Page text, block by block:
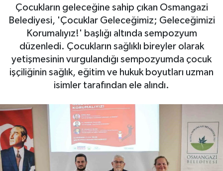
Çocukların geleceğine sahip çıkan Osmangazi
Belediyesi, 'Çocuklar Geleceğimiz; Geleceğimizi
Korumalıyız!' başlığı altında sempozyum
düzenledi. Çocukların sağlıklı bireyler olarak
yetişmesinin vurgulandığı sempozyumda çocuk
işçiliğinin sağlık, eğitim ve hukuk boyutları uzman
isimler tarafından ele alındı.
Otovitrin
Asayiş
Magazin
Spor
Eğitim
Haber Arşivi